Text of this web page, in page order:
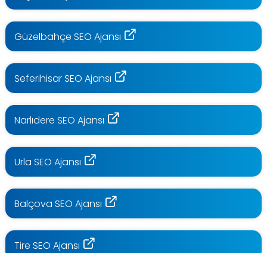
Güzelbahçe SEO Ajansı
Seferihisar SEO Ajansı
Narlıdere SEO Ajansı
Urla SEO Ajansı
Balçova SEO Ajansı
Tire SEO Ajansı